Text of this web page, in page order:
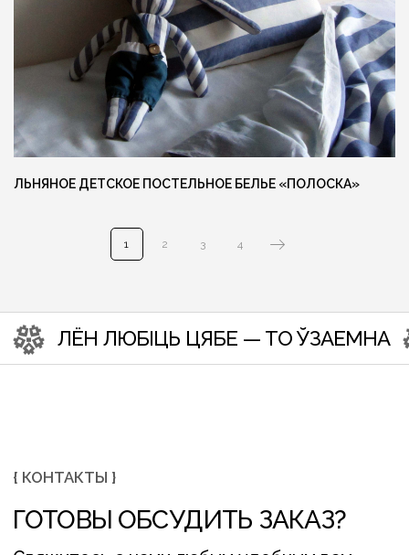
ЛЬНЯНОЕ ДЕТСКОЕ ПОСТЕЛЬНОЕ БЕЛЬЕ «ПОЛОСКА»
1 2 3 4
@MANUFAKTURA_FLAXECO
Ещё больше готовых изделий вы
можете найти в нашем instagram